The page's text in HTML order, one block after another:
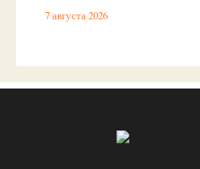
7 августа 2026